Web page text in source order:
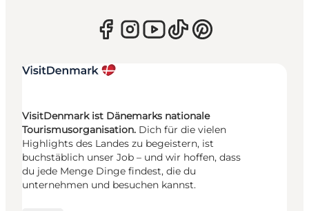
VisitDenmark ist Dänemarks nationale
Tourismusorganisation. Dich für die vielen
Highlights des Landes zu begeistern, ist
buchstäblich unser Job – und wir hoffen, dass
du jede Menge Dinge findest, die du
unternehmen und besuchen kannst.